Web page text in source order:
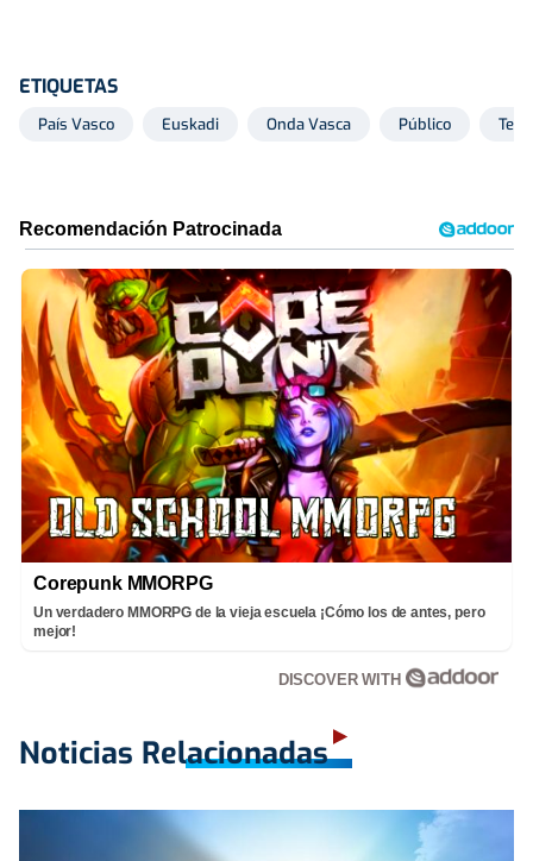
ETIQUETAS
País Vasco Euskadi Onda Vasca Público
Corepunk MMORPG
Un verdadero MMORPG de la vieja escuela ¡Cómo los de antes, pero
mejor!
DISCOVER WITH
Noticias Relacionadas